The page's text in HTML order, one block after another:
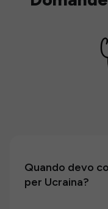
Quando devo
per Ucraina?